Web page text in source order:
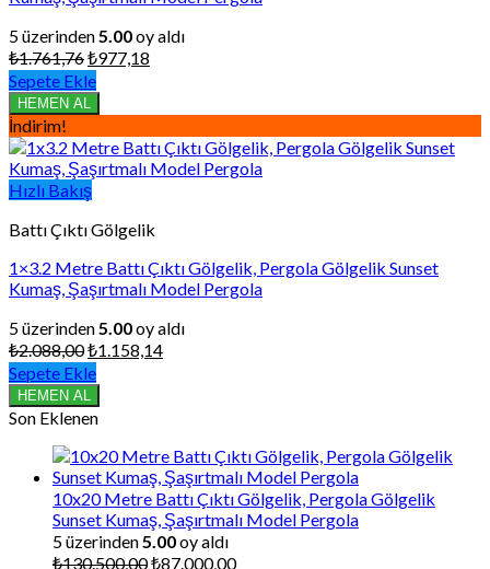
5 üzerinden 5.00oy aldı
₺1.761,76Orijinal
fiyat:
₺1.761,76.
₺977,18
₺977,18.
Sepete Ekle
HEMEN AL
İndirim!
Hızlı Bakış
Battı Çıktı Gölgelik
1×3.2 Metre Battı Çıktı Gölgelik, Pergola Gölgelik Sunset
Kumaş, Şaşırtmalı Model Pergola
5 üzerinden 5.00oy aldı
₺2.088,00Orijinal
fiyat:
₺2.088,00.
₺1.158,14
Sepete Ekle
HEMEN AL
Son Eklenen
10x20 Metre Battı Çıktı Gölgelik, Pergola Gölgelik
Sunset Kumaş, Şaşırtmalı Model Pergola
5 üzerinden 5.00oy aldı
₺130.500,00Orijinal
₺87.000,00Şu